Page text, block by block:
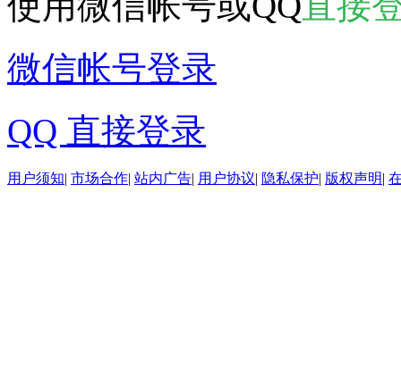
微信帐号登录
QQ 直接登录
用户须知| 市场合作| 站内广告| 用户协议| 隐私保护| 版权声明|